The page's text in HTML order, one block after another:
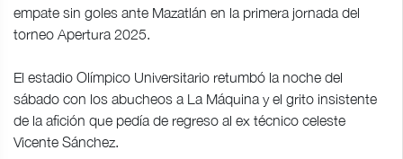
empate sin goles ante Mazatlán en la primera jornada del
torneo Apertura 2025.
El estadio Olímpico Universitario retumbó la noche del
sábado con los abucheos a La Máquina y el grito insistente
de la afición que pedía de regreso al ex técnico celeste
Vicente Sánchez.